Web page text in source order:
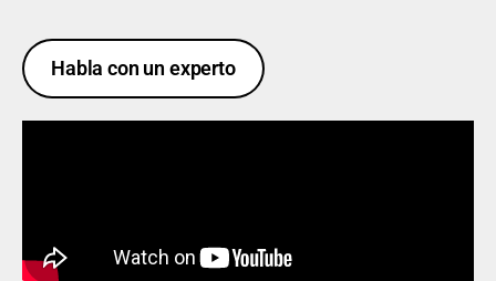
Habla con un experto